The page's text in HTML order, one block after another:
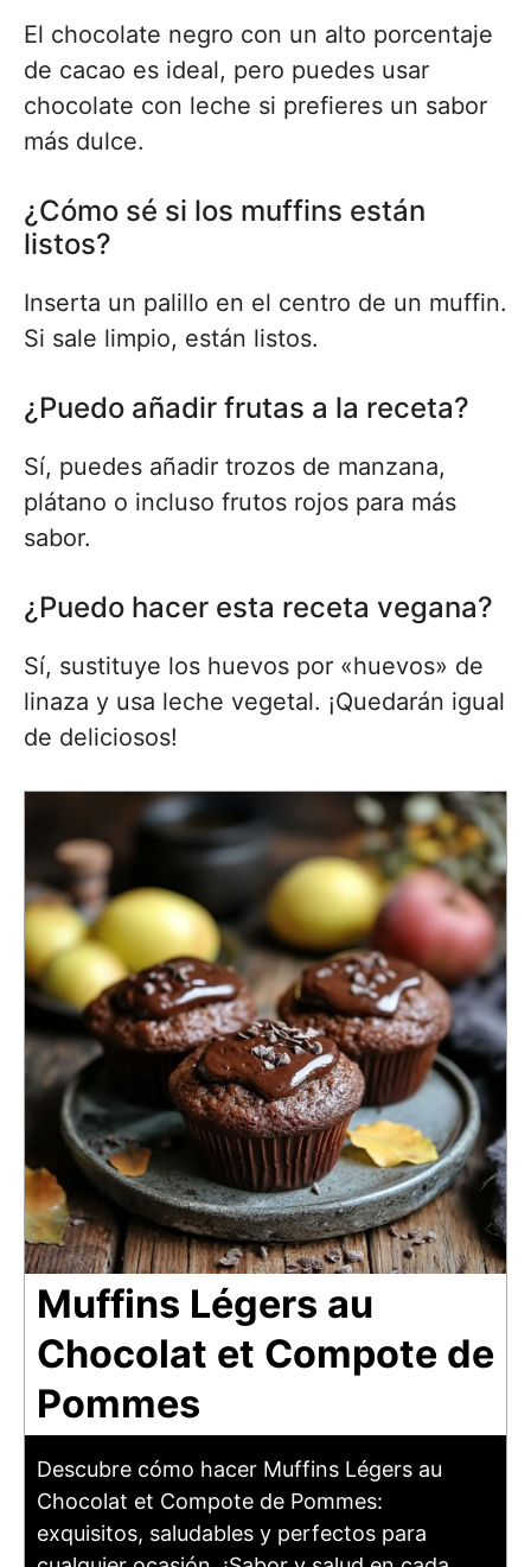
El chocolate negro con un alto porcentaje
de cacao es ideal, pero puedes usar
chocolate con leche si prefieres un sabor
más dulce.
¿Cómo sé si los muffins están
listos?
Inserta un palillo en el centro de un muffin.
Si sale limpio, están listos.
¿Puedo añadir frutas a la receta?
Sí, puedes añadir trozos de manzana,
plátano o incluso frutos rojos para más
sabor.
¿Puedo hacer esta receta vegana?
Sí, sustituye los huevos por «huevos» de
linaza y usa leche vegetal. ¡Quedarán igual
de deliciosos!
Muffins Légers au
Chocolat et Compote de
Pommes
Descubre cómo hacer Muffins Légers au
Chocolat et Compote de Pommes:
exquisitos, saludables y perfectos para